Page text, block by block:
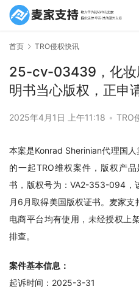
首页 TRO侵权快讯
25-cv-03439，化妆
明书当心版权，正申
2025年4月1日 上午11:18 • TRO
本案是Konrad Sherinian代理国
的一起TRO维权案件，版权产
书，版权号为：VA2-353-094，
月6月取得美国版权证书。麦家
电商平台均有使用，未经授权上
排查。
案件基本信息：
起诉时间：2025-3-31